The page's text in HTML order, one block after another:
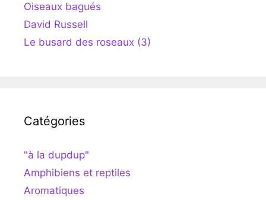
Oiseaux bagués
David Russell
Le busard des roseaux (3)
Catégories
"à la dupdup"
Amphibiens et reptiles
Aromatiques